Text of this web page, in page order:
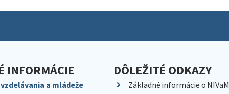
INFORMÁCIE
a mládeže
DÔLEŽITÉ ODKAZY
Základné informácie o NIVaM